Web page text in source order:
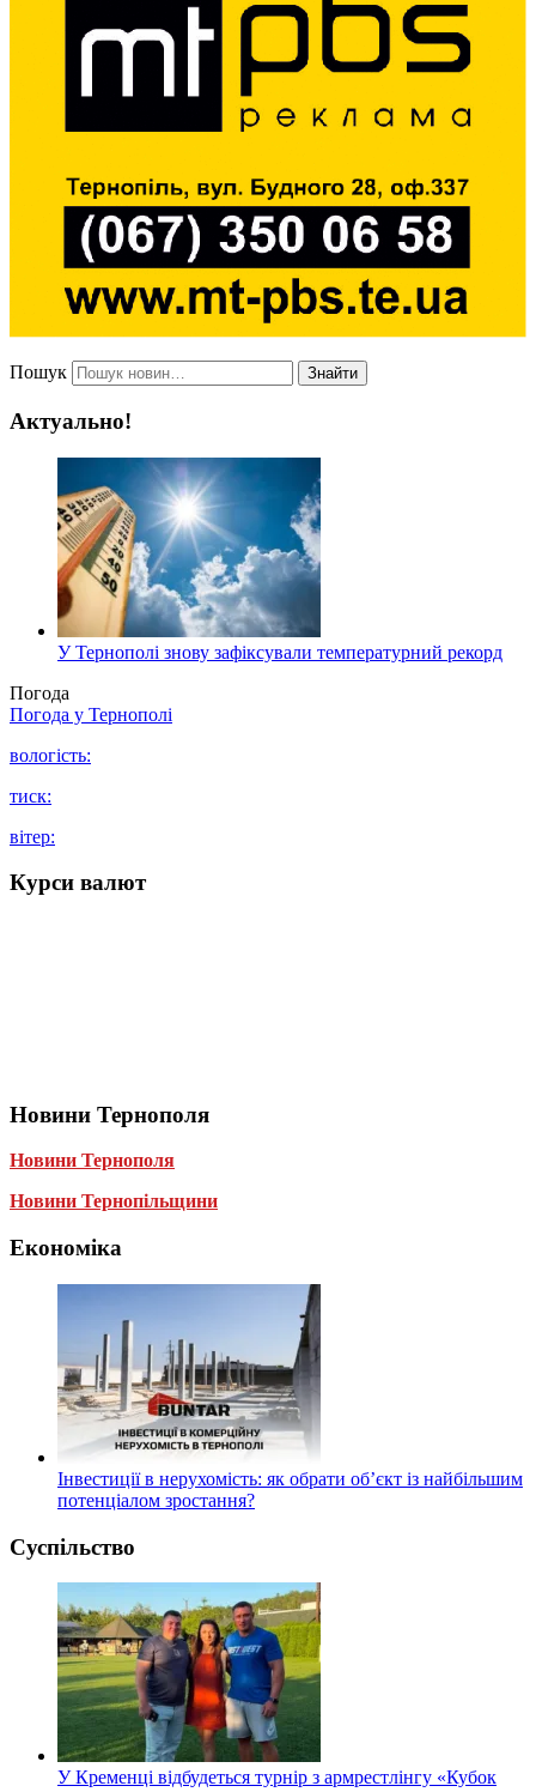
Пошук Знайти
Актуально!
У Тернополі знову зафіксували температурний рекорд
Погода
Погода у Тернополі
вологість:
тиск:
вітер:
Курси валют
Новини Тернополя
Новини Тернополя
Новини Тернопільщини
Економіка
Інвестиції в нерухомість: як обрати об’єкт із найбільшим
потенціалом зростання?
Суспільство
У Кременці відбудеться турнір з армрестлінгу «Кубок